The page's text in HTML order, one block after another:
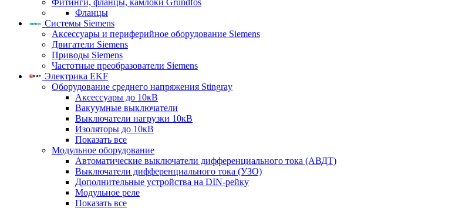
Фитинги, фланцы, камлоки Grundfos
Фланцы
Системы Siemens
Аксессуары и периферийное оборудование Siemens
Двигатели Siemens
Приводы Siemens
Частотные преобразователи Siemens
Электрика EKF
Оборудование среднего напряжения Stingray
Аксессуары до 10кВ
Вакуумные выключатели
Выключатели нагрузки 10кВ
Изоляторы до 10кВ
Показать все
Модульное оборудование
Автоматические выключатели дифференциального тока (АВДТ)
Выключатели дифференциального тока (УЗО)
Дополнительные устройства на DIN-рейку
Модульное реле
Показать все